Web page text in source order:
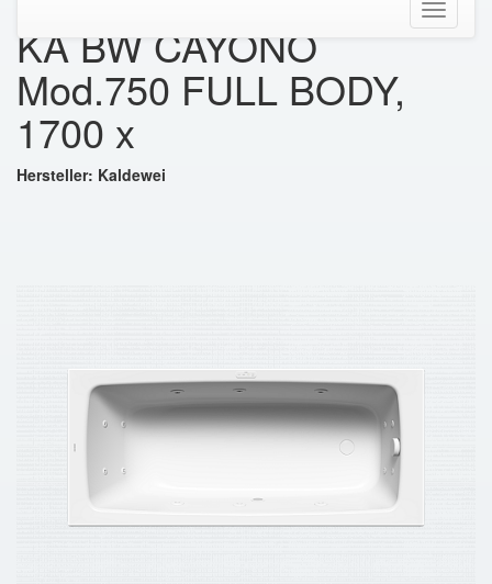
Toggle
KA BW CAYONO
Mod.750 FULL BODY,
1700 x
Hersteller: Kaldewei